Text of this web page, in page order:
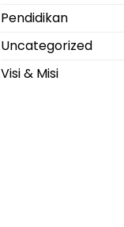
Pendidikan
Uncategorized
Visi & Misi